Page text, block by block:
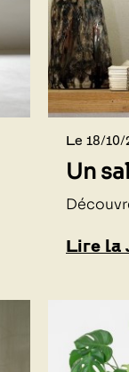
Le 18/10/
Un
Lire la